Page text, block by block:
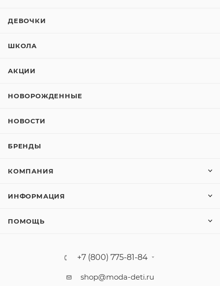
ДЕВОЧКИ
ШКОЛА
АКЦИИ
НОВОРОЖДЕННЫЕ
НОВОСТИ
БРЕНДЫ
КОМПАНИЯ
ИНФОРМАЦИЯ
ПОМОЩЬ
+7 (800) 775-81-84
shop@moda-deti.ru